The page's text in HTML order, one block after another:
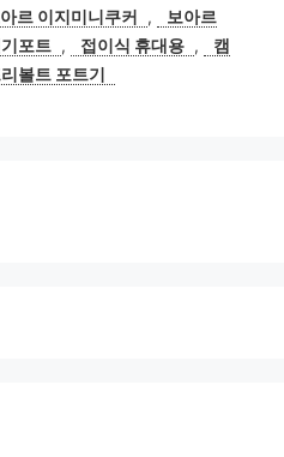
르 이지미니쿠커 ,
보아르
포트 , 접이식 휴대용 ,
캠
볼트 포트기